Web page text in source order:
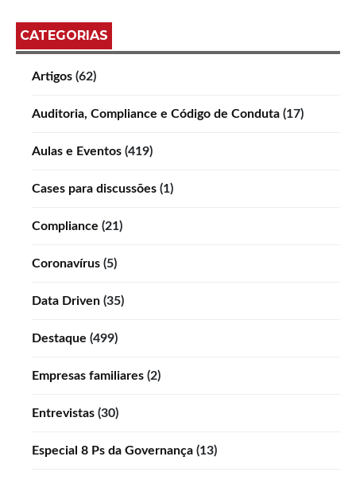
CATEGORIAS
Artigos (62)
Auditoria, Compliance e Código de Conduta (17)
Aulas e Eventos (419)
Cases para discussões (1)
Compliance (21)
Coronavírus (5)
Data Driven (35)
Destaque (499)
Empresas familiares (2)
Entrevistas (30)
Especial 8 Ps da Governança (13)